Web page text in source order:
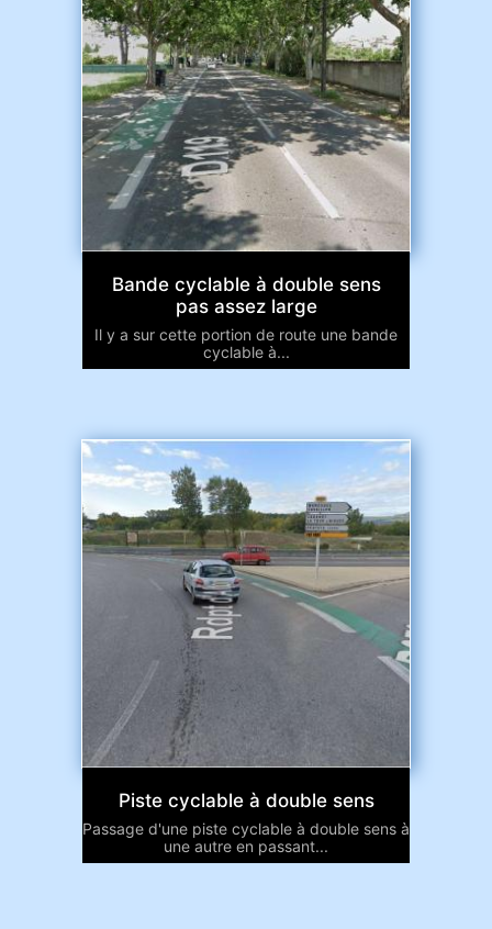
Bande cyclable à double sens
pas assez large
Il y a sur cette portion de route une bande
cyclable à...
Piste cyclable à double sens
Passage d'une piste cyclable à double sens à
une autre en passant...